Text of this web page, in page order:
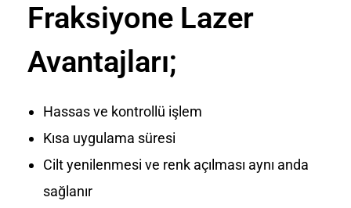
Fraksiyone Lazer
Avantajları;
Hassas ve kontrollü işlem
Kısa uygulama süresi
Cilt yenilenmesi ve renk açılması aynı anda
sağlanır